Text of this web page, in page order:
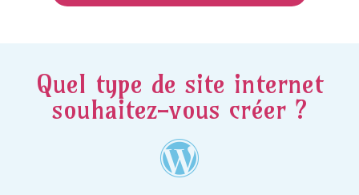
Quel type de site internet
souhaitez-vous créer ?